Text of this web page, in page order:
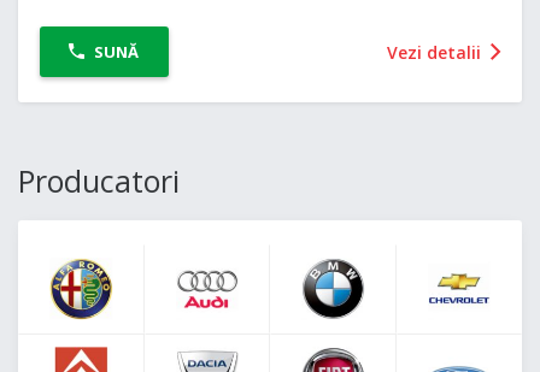
SUNĂ Vezi detalii
Producatori